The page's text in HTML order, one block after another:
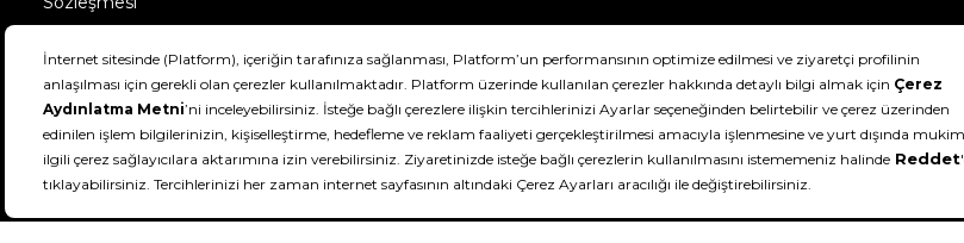
DeFactoFIT ©️ 2022-2026. Tüm hakları saklıdır.